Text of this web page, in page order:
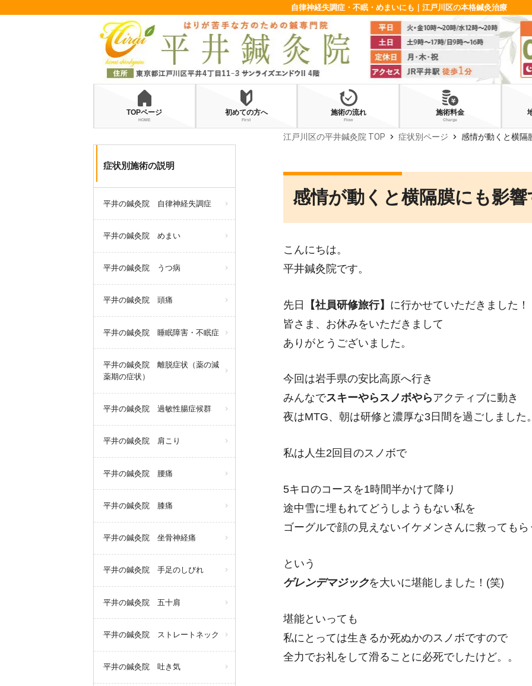
自律神経失調症・不眠・めまいにも｜江戸川区の本格鍼灸治療
TOPページ
HOME
初めての方へ
First
施術の流れ
Flow
施術料金
Charge
症状別施術の説明
平井の鍼灸院 自律神経失調症
平井の鍼灸院 めまい
平井の鍼灸院 うつ病
平井の鍼灸院 頭痛
平井の鍼灸院 睡眠障害・不眠症
平井の鍼灸院 離脱症状（薬の減
薬期の症状）
平井の鍼灸院 過敏性腸症候群
平井の鍼灸院 肩こり
平井の鍼灸院 腰痛
平井の鍼灸院 膝痛
平井の鍼灸院 坐骨神経痛
平井の鍼灸院 手足のしびれ
平井の鍼灸院 五十肩
平井の鍼灸院 ストレートネック
平井の鍼灸院 吐き気
江戸川区の平井鍼灸院 TOP chevron_right 症状別ページ chevron_right 感情が動くと横隔
感情が動くと横隔膜にも影
こんにちは。
平井鍼灸院です。
先日 【社員研修旅行】 に行かせていただきました！
皆さま、お休みをいただきまして
ありがとうございました。
今回は岩手県の安比高原へ行き
みんなでスキーやらスノボやらアクティブに動き
夜はMTG、朝は研修と濃厚な3日間を過ごしました
私は人生2回目のスノボで
5キロのコースを1時間半かけて降り
途中雪に埋もれてどうしようもない私を
ゴーグルで顔の見えないイケメンさんに救ってもら
という
ゲレンデマジックを大いに堪能しました！(笑)
堪能といっても
私にとっては生きるか死ぬかのスノボですので
全力でお礼をして滑ることに必死でしたけど。。